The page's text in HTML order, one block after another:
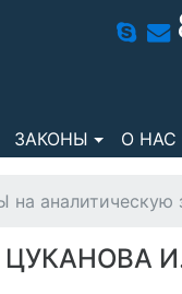
ЗАКОНЫ О НАС
аналитическую